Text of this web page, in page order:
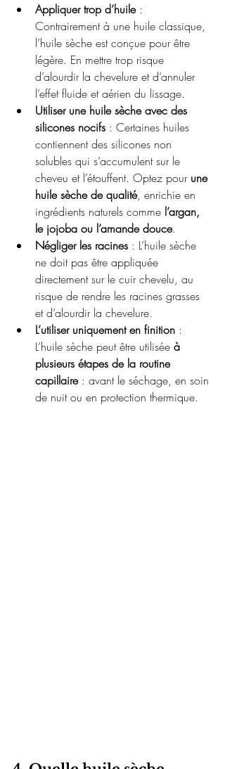
Appliquer trop d’huile :
Contrairement à une huile classique,
l’huile sèche est conçue pour être
légère. En mettre trop risque
d’alourdir la chevelure et d’annuler
l’effet fluide et aérien du lissage.
Utiliser une huile sèche avec des
silicones nocifs : Certaines huiles
contiennent des silicones non
solubles qui s’accumulent sur le
cheveu et l’étouffent. Optez pour une
huile sèche de qualité, enrichie en
ingrédients naturels comme l’argan,
le jojoba ou l’amande douce.
Négliger les racines : L’huile sèche
ne doit pas être appliquée
directement sur le cuir chevelu, au
risque de rendre les racines grasses
et d’alourdir la chevelure.
L’utiliser uniquement en finition :
L’huile sèche peut être utilisée à
plusieurs étapes de la routine
capillaire : avant le séchage, en soin
de nuit ou en protection thermique.